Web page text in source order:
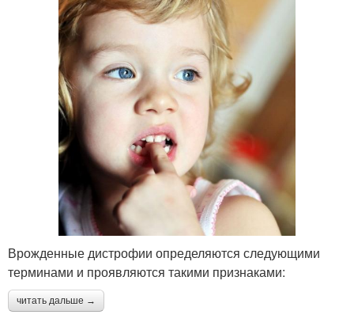
Врожденные дистрофии определяются следующими
терминами и проявляются такими признаками:
читать дальше →